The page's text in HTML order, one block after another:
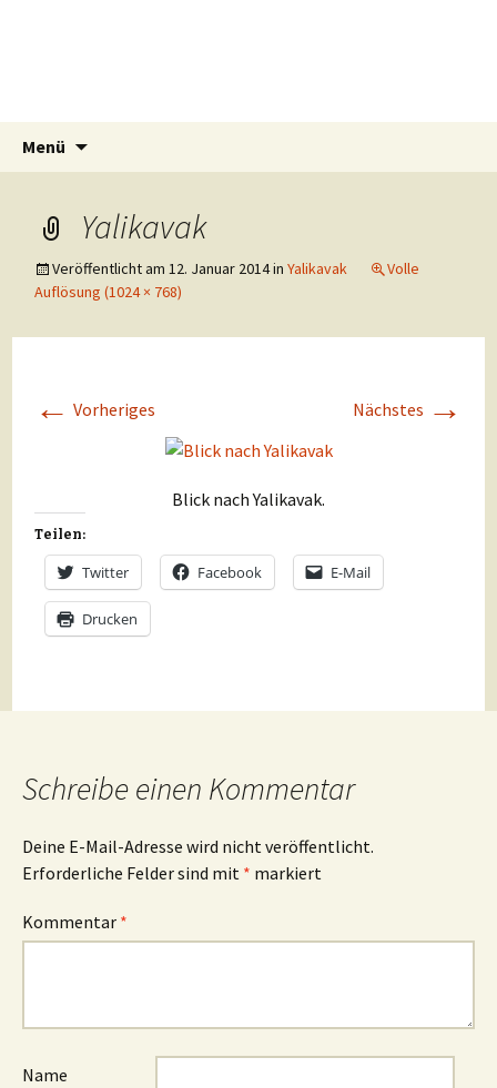
Menü
Yalikavak
Veröffentlicht am12. Januar 2014inYalikavak
Volle
Auflösung (1024 × 768)
← Vorheriges Nächstes →
Blick nach Yalikavak.
Teilen:
Twitter Facebook E-Mail
Drucken
Schreibe einen Kommentar
Deine E-Mail-Adresse wird nicht veröffentlicht.
Erforderliche Felder sind mit * markiert
Kommentar *
Name